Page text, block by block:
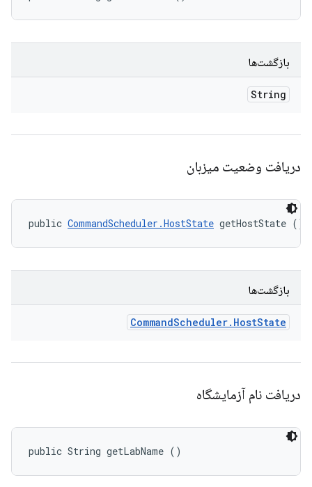
بازگشت‌ها
String
دریافت وضعیت میزبان
public CommandScheduler.HostState getHostState ()
بازگشت‌ها
CommandScheduler. HostState
دریافت نام آزمایشگاه
public String getLabName ()